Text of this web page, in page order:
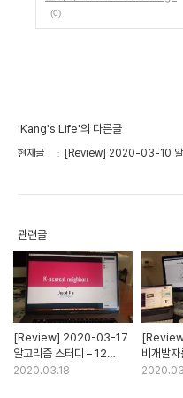
(0)
'Kang's Life'의 다른글
현재글 [Review] 2020-03-10 알
관련글
[Review] 2020-03-17
알고리즘 스터디 – 12
Week Challenge
2020.03.18
비개발자
스터디 –